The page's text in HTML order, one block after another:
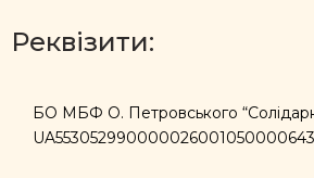
Реквізити:
БО МБФ О. Петровського
UA553052990000026001050000643